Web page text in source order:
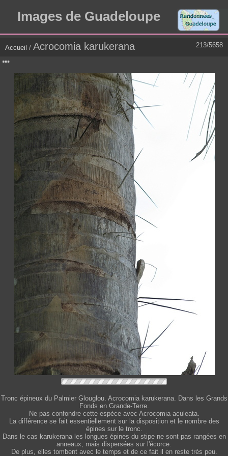
Images de Guadeloupe
213/5658
Accueil / Acrocomia karukerana
Tronc épineux du Palmier Glouglou. Acrocomia karukerana. Dans les Grands
Fonds en Grande-Terre.
Ne pas confondre cette espèce avec Acrocomia aculeata.
La différence se fait essentiellement sur la disposition et le nombre des
épines sur le tronc.
Dans le cas karukerana les longues épines du stipe ne sont pas rangées en
anneaux, mais dispersées sur l'écorce.
De plus, elles tombent avec le temps et de ce fait il en reste très peu.